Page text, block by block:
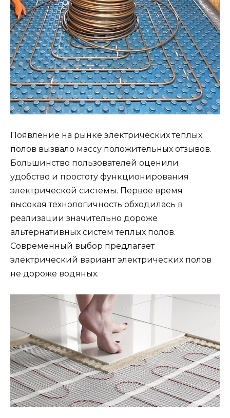
Появление на рынке электрических теплых
полов вызвало массу положительных отзывов.
Большинство пользователей оценили
удобство и простоту функционирования
электрической системы. Первое время
высокая технологичность обходилась в
реализации значительно дороже
альтернативных систем теплых полов.
Современный выбор предлагает
электрический вариант электрических полов
не дороже водяных.